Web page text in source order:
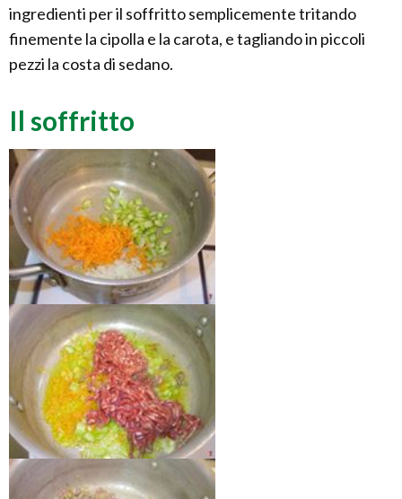
ingredienti per il soffritto semplicemente tritando
finemente la cipolla e la carota, e tagliando in piccoli
pezzi la costa di sedano.
Il soffritto